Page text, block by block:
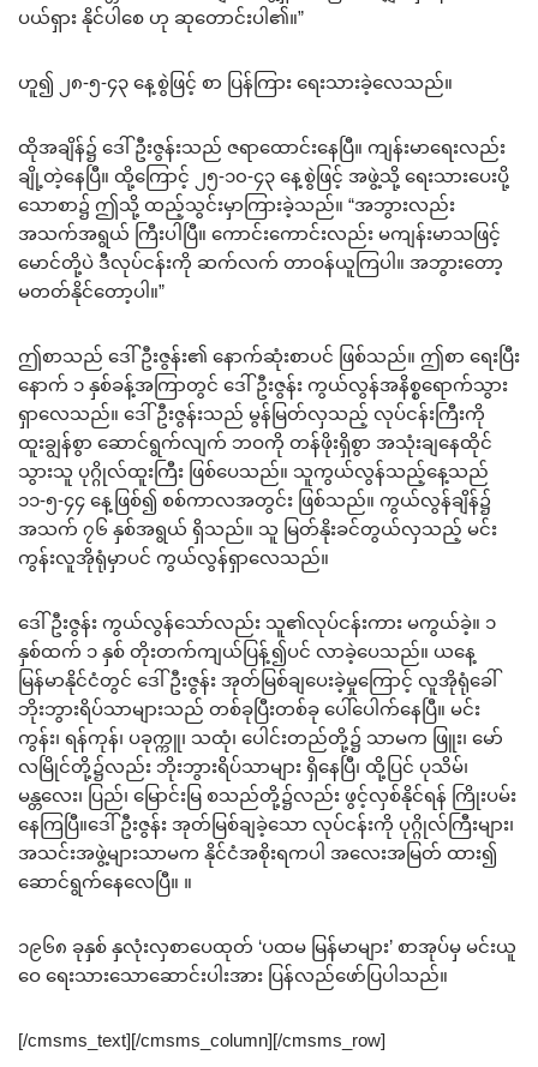
ပယ်ရှား နိုင်ပါစေ ဟု ဆုတောင်းပါ၏။”
ဟူ၍ ၂၈-၅-၄၃ နေ့စွဲဖြင့် စာ ပြန်ကြား ရေးသားခဲ့လေသည်။
ထိုအချိန်၌ ဒေါ်ဦးဇွန်းသည် ဇရာထောင်းနေပြီ။ ကျန်းမာရေးလည်း
ချို့တဲ့နေပြီ။ ထို့ကြောင့် ၂၅-၁၀-၄၃ နေ့စွဲဖြင့် အဖွဲ့သို့ ရေးသားပေးပို့
သောစာ၌ ဤသို့ ထည့်သွင်းမှာကြားခဲ့သည်။ “အဘွားလည်း
အသက်အရွယ် ကြီးပါပြီ။ ကောင်းကောင်းလည်း မကျန်းမာသဖြင့်
မောင်တို့ပဲ ဒီလုပ်ငန်းကို ဆက်လက် တာဝန်ယူကြပါ။ အဘွားတော့
မတတ်နိုင်တော့ပါ။”
ဤစာသည် ဒေါ်ဦးဇွန်း၏ နောက်ဆုံးစာပင် ဖြစ်သည်။ ဤစာ ရေးပြီး
နောက် ၁ နှစ်ခန့်အကြာတွင် ဒေါ်ဦးဇွန်း ကွယ်လွန်အနိစ္စရောက်သွား
ရှာလေသည်။ ဒေါ်ဦးဇွန်းသည် မွန်မြတ်လှသည့် လုပ်ငန်းကြီးကို
ထူးချွန်စွာ ဆောင်ရွက်လျက် ဘဝကို တန်ဖိုးရှိစွာ အသုံးချနေထိုင်
သွားသူ ပုဂ္ဂိုလ်ထူးကြီး ဖြစ်ပေသည်။ သူကွယ်လွန်သည့်နေ့သည်
၁၁-၅-၄၄ နေ့ဖြစ်၍ စစ်ကာလအတွင်း ဖြစ်သည်။ ကွယ်လွန်ချိန်၌
အသက် ၇၆ နှစ်အရွယ် ရှိသည်။ သူ မြတ်နိုးခင်တွယ်လှသည့် မင်း
ကွန်းလူအိုရုံမှာပင် ကွယ်လွန်ရှာလေသည်။
ဒေါ်ဦးဇွန်း ကွယ်လွန်သော်လည်း သူ၏လုပ်ငန်းကား မကွယ်ခဲ့။ ၁
နှစ်ထက် ၁ နှစ် တိုးတက်ကျယ်ပြန့်၍ပင် လာခဲ့ပေသည်။ ယနေ့
မြန်မာနိုင်ငံတွင် ဒေါ်ဦးဇွန်း အုတ်မြစ်ချပေးခဲ့မှုကြောင့် လူအိုရုံခေါ်
ဘိုးဘွားရိပ်သာများသည် တစ်ခုပြီးတစ်ခု ပေါ်ပေါက်နေပြီ။ မင်း
ကွန်း၊ ရန်ကုန်၊ ပခုက္ကူ၊ သထုံ၊ ပေါင်းတည်တို့၌ သာမက ဖြူး၊ မော်
လမြိုင်တို့၌လည်း ဘိုးဘွားရိပ်သာများ ရှိနေပြီ၊ ထို့ပြင် ပုသိမ်၊
မန္တလေး၊ ပြည်၊ မြောင်းမြ စသည်တို့၌လည်း ဖွင့်လှစ်နိုင်ရန် ကြိုးပမ်း
နေကြပြီ။ဒေါ်ဦးဇွန်း အုတ်မြစ်ချခဲ့သော လုပ်ငန်းကို ပုဂ္ဂိုလ်ကြီးများ၊
အသင်းအဖွဲ့များသာမက နိုင်ငံအစိုးရကပါ အလေးအမြတ် ထား၍
ဆောင်ရွက်နေလေပြီ။ ။
၁၉၆၈ ခုနှစ် နှလုံးလှစာပေထုတ် ‘ပထမ မြန်မာများ’ စာအုပ်မှ မင်းယူ
ဝေ ရေးသားသောဆောင်းပါးအား ပြန်လည်ဖော်ပြပါသည်။
[/cmsms_text][/cmsms_column][/cmsms_row]